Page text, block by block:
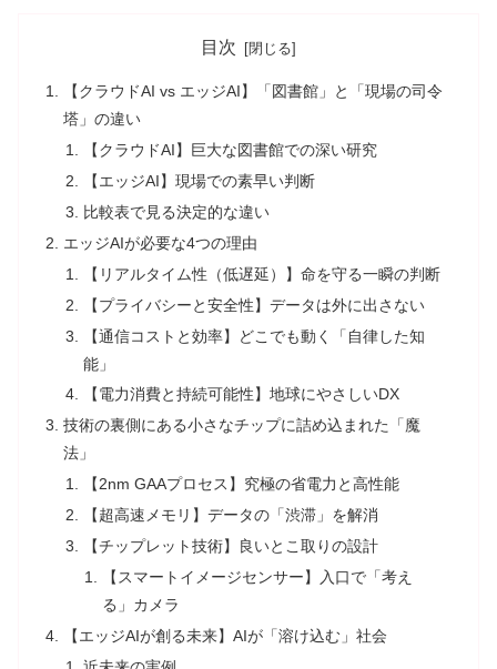
目次
【クラウドAI vs エッジAI】「図書館」と「現場の司令
塔」の違い
【クラウドAI】巨大な図書館での深い研究
【エッジAI】現場での素早い判断
比較表で見る決定的な違い
エッジAIが必要な4つの理由
【リアルタイム性（低遅延）】命を守る一瞬の判断
【プライバシーと安全性】データは外に出さない
【通信コストと効率】どこでも動く「自律した知
能」
【電力消費と持続可能性】地球にやさしいDX
技術の裏側にある小さなチップに詰め込まれた「魔
法」
【2nm GAAプロセス】究極の省電力と高性能
【超高速メモリ】データの「渋滞」を解消
【チップレット技術】良いとこ取りの設計
【スマートイメージセンサー】入口で「考え
る」カメラ
【エッジAIが創る未来】AIが「溶け込む」社会